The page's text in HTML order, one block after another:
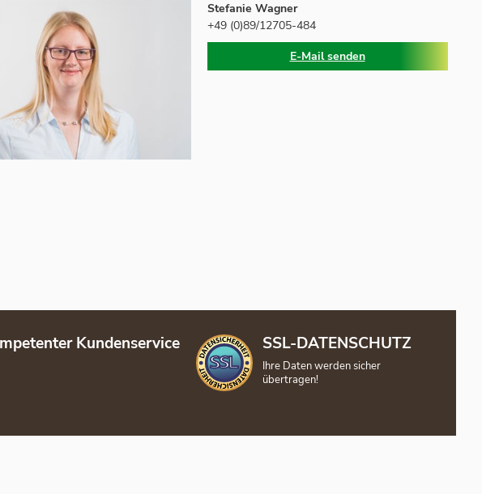
Stefanie Wagner
+49 (0)89/12705-484
E-Mail senden
Kundenservice SSL-DATENSCHUTZ
Ihre Daten werden sicher
übertragen!